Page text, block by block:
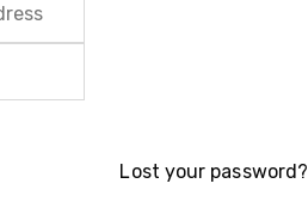
Lost your password?